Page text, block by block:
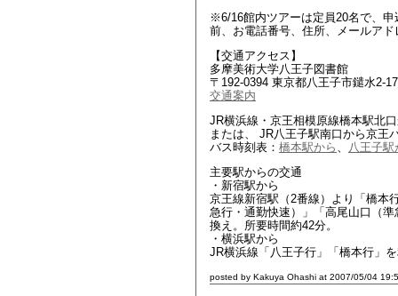
※6/16館内ツアーは定員20名で、
前、お電話番号、住所、メールア
【交通アクセス】
多摩美術大学八王子図書館
〒192-0394 東京都八王子市鑓水2-
交通案内
JR横浜線・京王相模原線橋本駅北
または、 JR八王子駅南口から京王
バス時刻表： 橋本駅から 、 八王子駅
主要駅からの交通
・新宿駅から
京王線新宿駅（2番線）より「橋本
急行・通勤快速）」「高尾山口（
換え。所要時間約42分。
・横浜駅から
JR横浜線「八王子行」「橋本行」
posted by Kakuya Ohashi at 2007/05/04